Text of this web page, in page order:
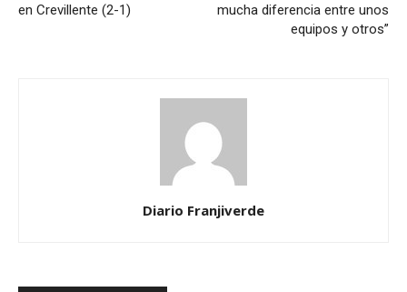
en Crevillente (2-1)
mucha diferencia entre unos
equipos y otros”
Diario Franjiverde